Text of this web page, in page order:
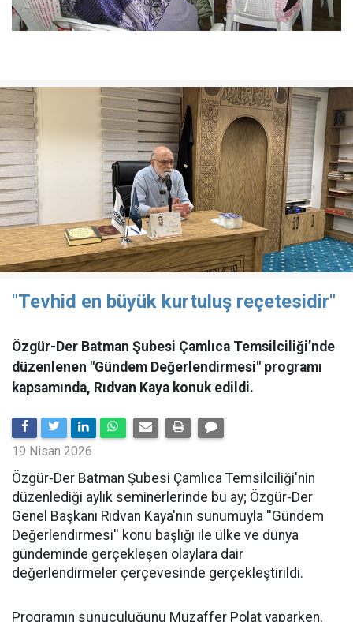
"Tevhid en büyük kurtuluş reçetesidir"
Özgür-Der Batman Şubesi Çamlıca Temsilciliği’nde
düzenlenen "Gündem Değerlendirmesi" programı
kapsamında, Rıdvan Kaya konuk edildi.
19 Nisan 2026
​Özgür-Der Batman Şubesi Çamlıca Temsilciliği'nin
düzenlediği aylık seminerlerinde bu ay; Özgür-Der
Genel Başkanı Rıdvan Kaya'nın sunumuyla ''Gündem
Değerlendirmesi'' konu başlığı ile ülke ve dünya
gündeminde gerçekleşen olaylara dair
değerlendirmeler çerçevesinde gerçekleştirildi.
Programın sunuculuğunu Muzaffer Polat yaparken,